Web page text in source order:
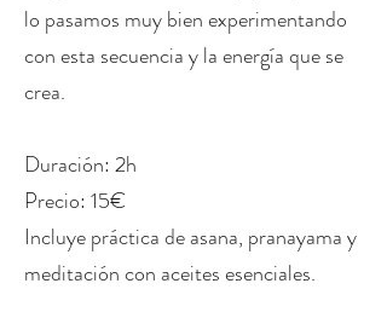
lo pasamos muy bien experimentando
con esta secuencia y la energía que se
crea.
Duración: 2h
Precio: 15€
Incluye práctica de asana, pranayama y
meditación con aceites esenciales.